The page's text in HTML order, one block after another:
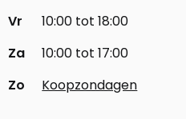
Vr
10:00 tot 18:00
Za
10:00 tot 17:00
Zo
Koopzondagen